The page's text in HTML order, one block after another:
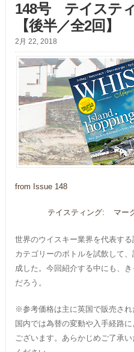
148号 テイステ
【後半／全2回】
2月 22, 2018
from Issue 148
テイスティング: マー
世界のウイスキー業界を代表す
カテゴリーのボトルを試飲して
成した。今回紹介する中にも、
だろう。
※参考価格は主に英国で販売さ
国内では為替の変動や入手経路
ございます。あらかじめご了承